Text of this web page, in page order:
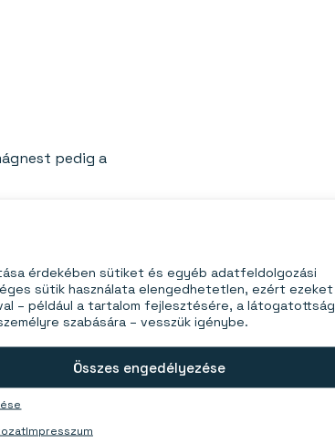
érdekében sütiket és egyéb adatfeldolgozási
sütik használata elengedhetetlen, ezért ezeket
– például a tartalom fejlesztésére, a látogatottság
szabására – vesszük igénybe.
Összes engedélyezése
Impresszum
pedig a
vagy kreatív